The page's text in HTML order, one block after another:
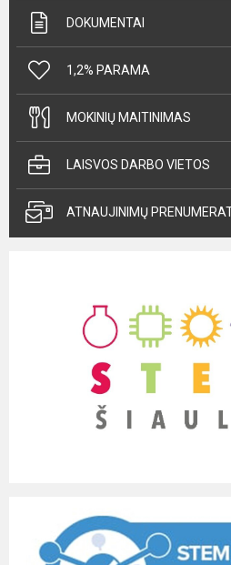
DOKUMENTAI
1,2% PARAMA
MOKINIŲ MAITINIMAS
LAISVOS DARBO VIETOS
ATNAUJINIMŲ